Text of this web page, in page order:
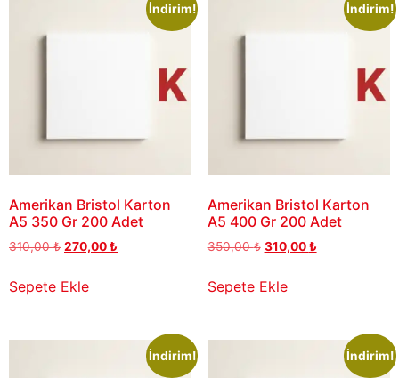
İndirim!
Amerikan Bristol Karton
A5 350 Gr 200 Adet
310,00₺ 270,00₺
Sepete Ekle
İndirim!
Amerikan Bristol Karton
A5 400 Gr 200 Adet
350,00₺ 310,00₺
Sepete Ekle
İndirim! İndirim!